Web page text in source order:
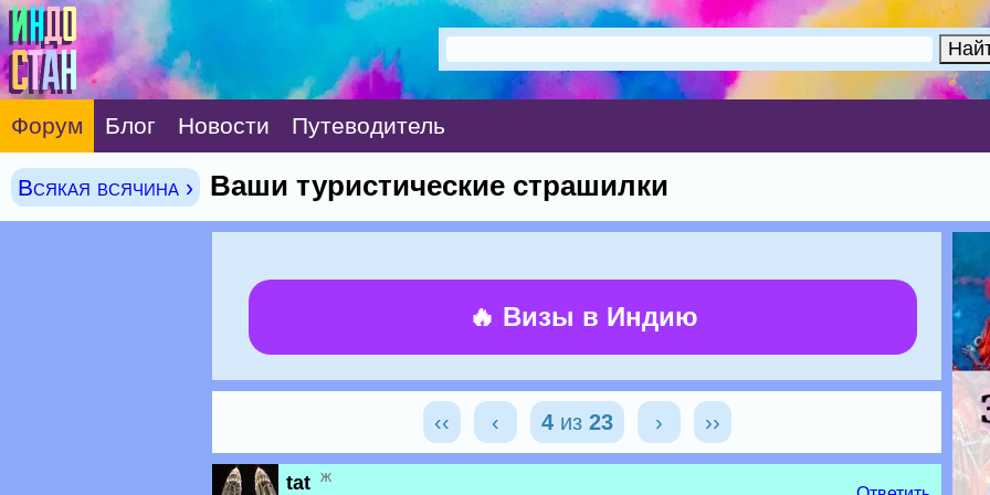
Форум Блог Новости Путеводитель
Всякая всячина › Ваши туристические страшилки
🔥 Визы в Индию
‹‹ ‹ 4из 23 › ››
tat ж